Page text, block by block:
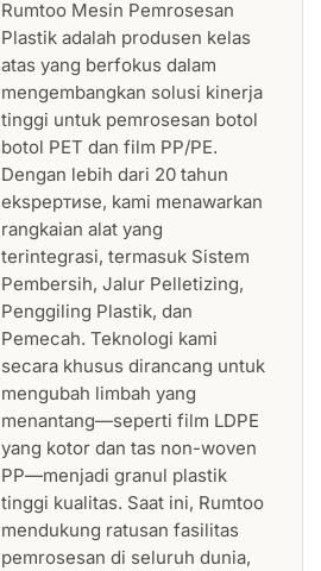
Rumtoo Mesin Pemrosesan
Plastik adalah produsen kelas
atas yang berfokus dalam
mengembangkan solusi kinerja
tinggi untuk pemrosesan botol
botol PET dan film PP/PE.
Dengan lebih dari 20 tahun
ekspертиse, kami menawarkan
rangkaian alat yang
terintegrasi, termasuk Sistem
Pembersih, Jalur Pelletizing,
Penggiling Plastik, dan
Pemecah. Teknologi kami
secara khusus dirancang untuk
mengubah limbah yang
menantang—seperti film LDPE
yang kotor dan tas non-woven
PP—menjadi granul plastik
tinggi kualitas. Saat ini, Rumtoo
mendukung ratusan fasilitas
pemrosesan di seluruh dunia,